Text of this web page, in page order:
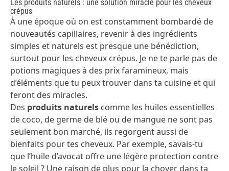
Les produits naturels : une solution miracle pour les cheveux
crépus
À une époque où on est constamment bombardé de
nouveautés capillaires, revenir à des ingrédients
simples et naturels est presque une bénédiction,
surtout pour les cheveux crépus. Je ne te parle pas de
potions magiques à des prix faramineux, mais
d’éléments que tu peux trouver dans ta cuisine et qui
feront des miracles.
Des produits naturels comme les huiles essentielles
de coco, de germe de blé ou de mangue ne sont pas
seulement bon marché, ils regorgent aussi de
bienfaits pour tes cheveux. Par exemple, savais-tu
que l’huile d’avocat offre une légère protection contre
le soleil ? Une raison de plus pour la choyer dans ta